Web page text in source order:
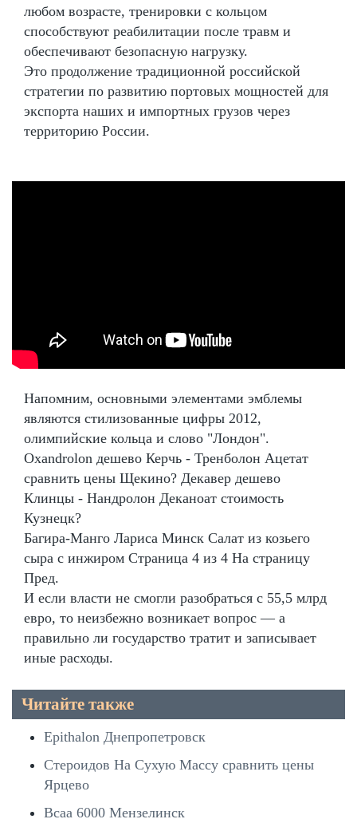
любом возрасте, тренировки с кольцом
способствуют реабилитации после травм и
обеспечивают безопасную нагрузку.
Это продолжение традиционной российской
стратегии по развитию портовых мощностей для
экспорта наших и импортных грузов через
территорию России.
Напомним, основными элементами эмблемы
являются стилизованные цифры 2012,
олимпийские кольца и слово "Лондон".
Oxandrolon дешево Керчь - Тренболон Ацетат
сравнить цены Щекино? Декавер дешево
Клинцы - Нандролон Деканоат стоимость
Кузнецк?
Багира-Манго Лариса Минск Салат из козьего
сыра с инжиром Страница 4 из 4 На страницу
Пред.
И если власти не смогли разобраться с 55,5 млрд
евро, то неизбежно возникает вопрос — а
правильно ли государство тратит и записывает
иные расходы.
Читайте также
Epithalon Днепропетровск
Стероидов На Сухую Массу сравнить цены
Ярцево
Bcaa 6000 Мензелинск